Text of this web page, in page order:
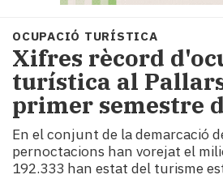
Societat
Política
i
municipis
Economia
turisme
Cultura
OCUPACIÓ TURÍSTICA
Xifres rècord
turística al
primer semestre
En el conjunt de la demarcació
pernoctacions han vorejat el
192.333 han estat del turisme